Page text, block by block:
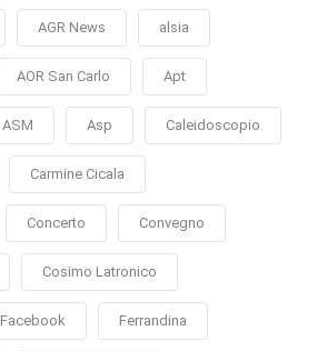
AGR News alsia
AOR San Carlo Apt
ASM Asp Caleidoscopio
Carmine Cicala
Concerto Convegno
Cosimo Latronico
Facebook Ferrandina